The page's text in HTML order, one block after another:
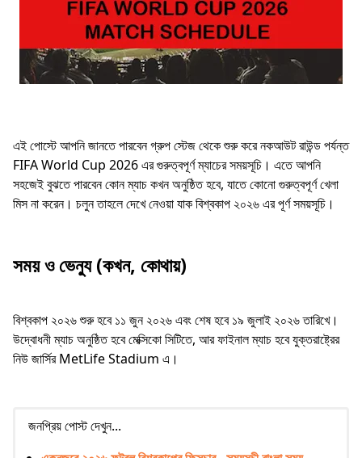
এই পোস্টে আপনি জানতে পারবেন গ্রুপ স্টেজ থেকে শুরু করে নকআউট রাউন্ড পর্যন্ত
FIFA World Cup 2026 এর গুরুত্বপূর্ণ ম্যাচের সময়সূচি। এতে আপনি
সহজেই বুঝতে পারবেন কোন ম্যাচ কখন অনুষ্ঠিত হবে, যাতে কোনো গুরুত্বপূর্ণ খেলা
মিস না করেন। চলুন তাহলে দেখে নেওয়া যাক বিশ্বকাপ ২০২৬ এর পূর্ণ সময়সূচি।
সময় ও ভেন্যু (কখন, কোথায়)
বিশ্বকাপ ২০২৬ শুরু হবে ১১ জুন ২০২৬ এবং শেষ হবে ১৯ জুলাই ২০২৬ তারিখে।
উদ্বোধনী ম্যাচ অনুষ্ঠিত হবে মেক্সিকো সিটিতে, আর ফাইনাল ম্যাচ হবে যুক্তরাষ্ট্রের
নিউ জার্সির MetLife Stadium এ।
জনপ্রিয় পোস্ট দেখুন...